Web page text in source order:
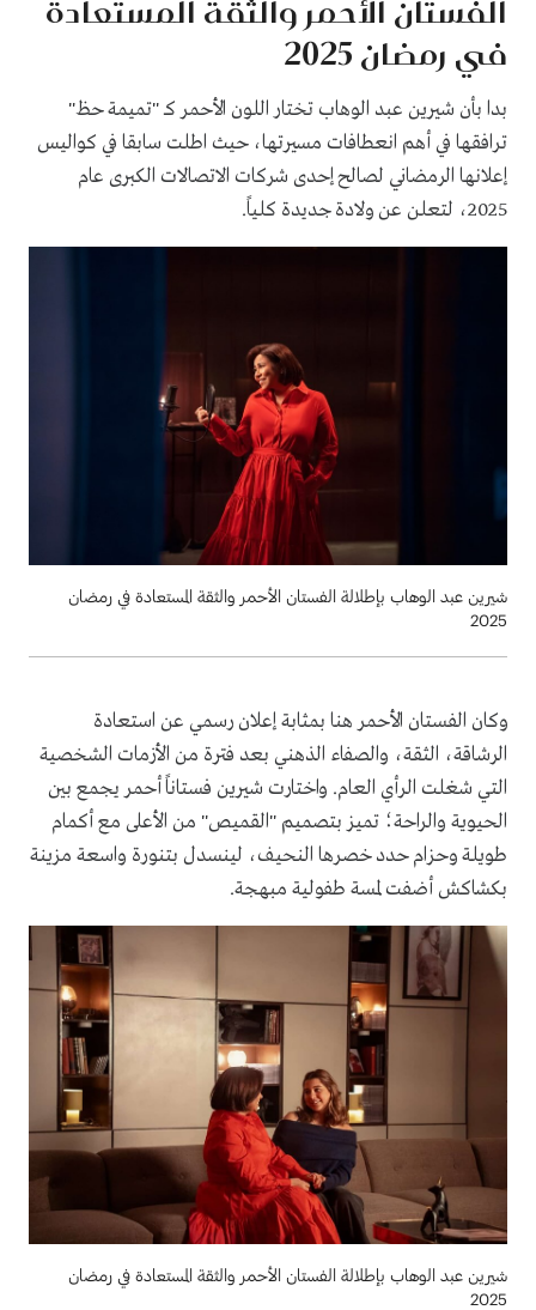
الفستان الأحمر والثقة المستعادة
في رمضان 2025
بدا بأن شيرين عبد الوهاب تختار اللون الأحمر كـ "تميمة حظ"
ترافقها في أهم انعطافات مسيرتها، حيث اطلت سابقا في كواليس
إعلانها الرمضاني لصالح إحدى شركات الاتصالات الكبرى عام
2025، لتعلن عن ولادة جديدة كلياً.
شيرين عبد الوهاب بإطلالة الفستان الأحمر والثقة المستعادة في رمضان
2025
وكان الفستان الأحمر هنا بمثابة إعلان رسمي عن استعادة
الرشاقة، الثقة، والصفاء الذهني بعد فترة من الأزمات الشخصية
التي شغلت الرأي العام. واختارت شيرين فستاناً أحمر يجمع بين
الحيوية والراحة؛ تميز بتصميم "القميص" من الأعلى مع أكمام
طويلة وحزام حدد خصرها النحيف، لينسدل بتنورة واسعة مزينة
بكشاكش أضفت لمسة طفولية مبهجة.
شيرين عبد الوهاب بإطلالة الفستان الأحمر والثقة المستعادة في رمضان
2025